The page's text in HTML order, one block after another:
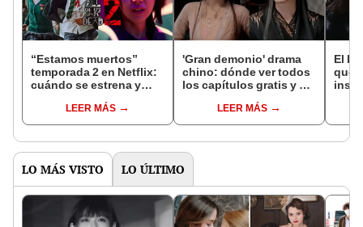
“Estamos muertos”
temporada 2 en Netflix:
cuándo se estrena y
temporadaLEER MÁS
'Gran demonio' drama
chino: dónde ver todos
los capítulos gratis y en
LEER MÁS
El k-
que
LO MÁS VISTO LO ÚLTIMO